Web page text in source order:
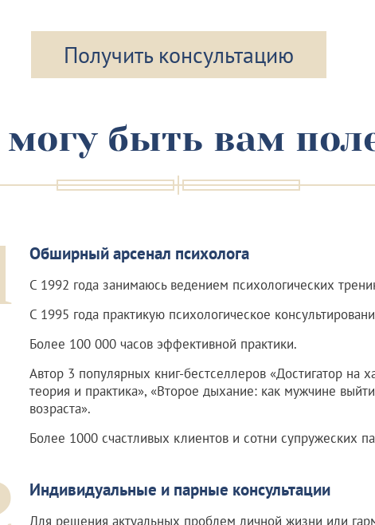
Получить консультацию
быть вам
Обширный арсенал психолога
С 1992 года занимаюсь ведением психологических
С 1995 года практикую психологическое
Более 100 000 часов эффективной практики.
Автор 3 популярных книг-бестселлеров «Достигатор на
теория и практика», «Второе дыхание: как мужчине
возраста».
Более 1000 счастливых клиентов и сотни супружеских
Индивидуальные и парные консультации
Для решения актуальных проблем личной жизни или